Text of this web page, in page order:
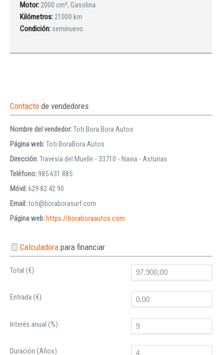
Motor:2000 cm³, Gasolina
Kilómetros:21000 km
Condición: seminuevo
Contacto de vendedores
Nombre del vendedor:Toti Bora Bora Autos
Página web:Toti BoraBora Autos
Dirección:Travesía del Muelle - 33710 - Navia - Asturias
Teléfono:985 631 885
Móvil:629 82 42 90
Email:toti@boraborasurf.com
Página web:https://boraboraautos.com
Calculadorapara financiar
Total (€)
Entrada (€)
Interés anual (%)
Duración (Años)